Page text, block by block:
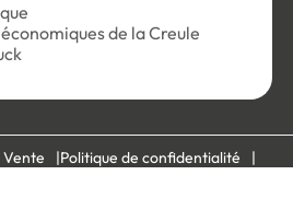
de la Creule
Politique de confidentialité